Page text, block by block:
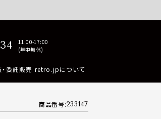
可能（返品NG記載品を除く）
11:00-17:00
(年中無休)
・委託販売 retro.jpについて
商品番号 233147